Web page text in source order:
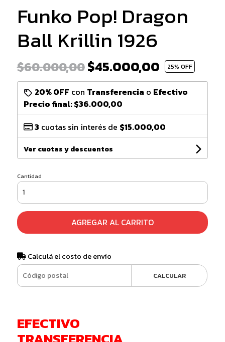
Funko Pop! Dragon
Ball Krillin 1926
$60.000,00$45.000,00 25% OFF
20% OFF con Transferencia o Efectivo
Precio final:$36.000,00
3 cuotas sin interés de $15.000,00
Ver cuotas y descuentos
Cantidad
AGREGAR AL CARRITO
Calculá el costo de envío
CALCULAR
EFECTIVO